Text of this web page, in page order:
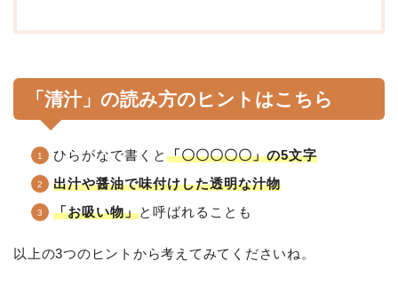
「清汁」の読み方のヒントはこちら
ひらがなで書くと 「〇〇〇〇〇」の5文字
出汁や醤油で味付けした透明な汁物
「お吸い物」と呼ばれることも
以上の3つのヒントから考えてみてくださいね。